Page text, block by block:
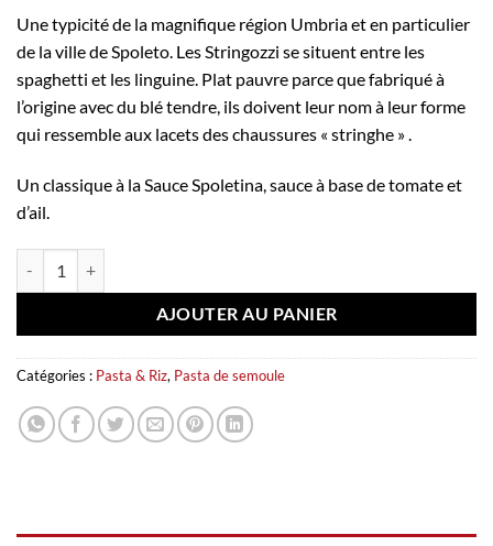
Une typicité de la magnifique région Umbria et en particulier
de la ville de Spoleto. Les Stringozzi se situent entre les
spaghetti et les linguine. Plat pauvre parce que fabriqué à
l’origine avec du blé tendre, ils doivent leur nom à leur forme
qui ressemble aux lacets des chaussures « stringhe » .
Un classique à la Sauce Spoletina, sauce à base de tomate et
d’ail.
AJOUTER AU PANIER
Catégories : Pasta & Riz, Pasta de semoule